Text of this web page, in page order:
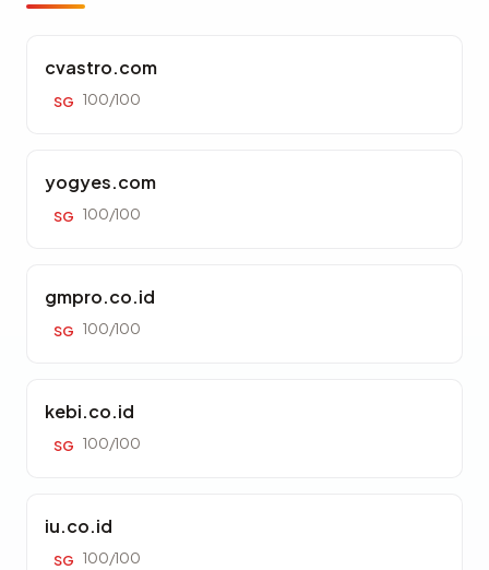
cvastro.com
SG 100/100
yogyes.com
SG 100/100
gmpro.co.id
SG 100/100
kebi.co.id
SG 100/100
iu.co.id
SG 100/100